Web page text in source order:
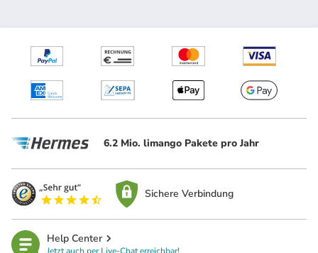
6.2 Mio. limango Pakete pro Jahr
Sichere Verbindung
Help Center